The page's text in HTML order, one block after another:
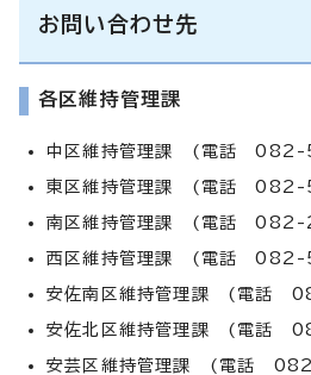
お問い合わせ先
各区維持管理課
中区維持管理課 (電話
東区維持管理課 (電話
南区維持管理課 (電話
西区維持管理課 (電話
安佐南区維持管理課 (電話
安佐北区維持管理課 (電話
安芸区維持管理課 (電話